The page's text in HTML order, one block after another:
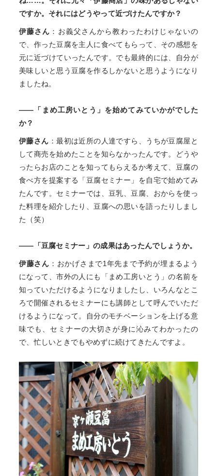
ですか。それにはどうやって近づけたんですか？
伊藤さん ：お義父さんから教わったわけじゃないの
で、作った豆腐を主人に食べてもらって、その感想を
元に近づけていったんです。でも最終的には、自分が
美味しいと思う豆腐を作るしかないと思うようになり
ましたね。
——「まめ工房いとう」を始めてみていかがでした
か？
伊藤さん ：最初は近所の人達ですら、うちが豆腐屋と
して商売を始めたことを知らなかったんです。どうや
ったらお店のことを知ってもらえるか考えて、豆腐の
食べ方を提案する「豆腐セミナー」を自宅で始めてみ
たんです。セミナーでは、豆乳、豆腐、おからを使っ
た料理を紹介したり、豆腐への思いを語ったりしまし
た（笑）
——「豆腐セミナー」の成果はあったんでしょうか。
伊藤さん ：おかげさまで1年先まで予約が埋まるよう
になって、市外の人にも「まめ工房いとう」の名前を
知っていただけるようになりましたし、いろんなとこ
ろで開催されるセミナーにも講師として呼んでいただ
けるようになって。自分のモチベーションを上げる意
味でも、セミナーの大切さが身に沁みてわかったの
で、忙しいときでもやめずに続けてきたんですよ。